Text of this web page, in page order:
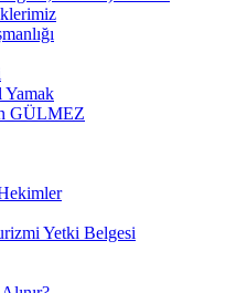
GÜLMEZ
Yetki Belgesi